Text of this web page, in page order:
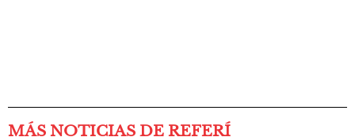
MÁS NOTICIAS DE REFERÍ